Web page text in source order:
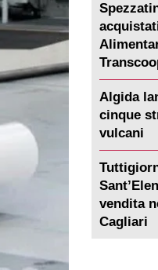
Algida
cinque
vulcani
vendita
Cagliari